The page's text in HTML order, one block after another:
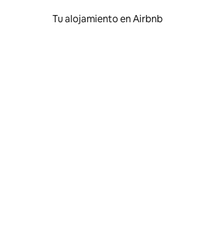
Tu alojamiento en Airbnb